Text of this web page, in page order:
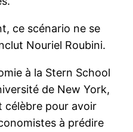
ce scénario ne se
Nouriel Roubini.
à la Stern School
de New York,
célèbre pour avoir
à prédire